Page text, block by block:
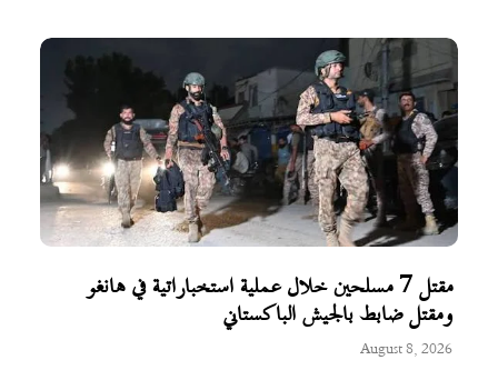
مقتل 7 مسلحين خلال عملية استخباراتية في هانغو
ومقتل ضابط بالجيش الباكستاني
August 8, 2026